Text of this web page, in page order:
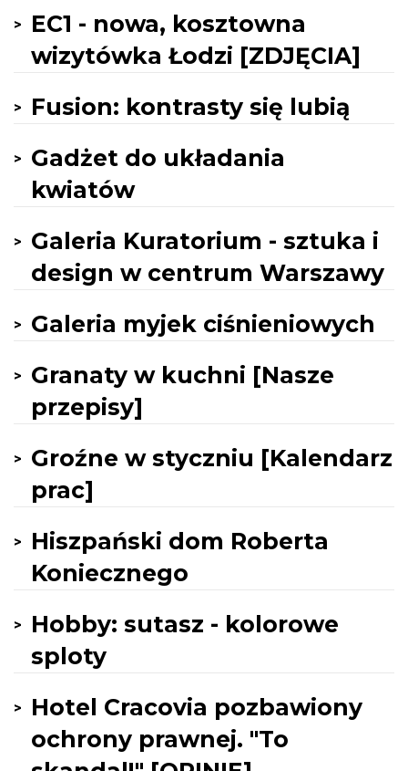
EC1 - nowa, kosztowna
wizytówka Łodzi [ZDJĘCIA]
Fusion: kontrasty się lubią
Gadżet do układania
kwiatów
Galeria Kuratorium - sztuka i
design w centrum Warszawy
Galeria myjek ciśnieniowych
Granaty w kuchni [Nasze
przepisy]
Groźne w styczniu [Kalendarz
prac]
Hiszpański dom Roberta
Koniecznego
Hobby: sutasz - kolorowe
sploty
Hotel Cracovia pozbawiony
ochrony prawnej. "To